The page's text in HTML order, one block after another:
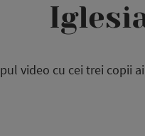
video cu cei trei copii